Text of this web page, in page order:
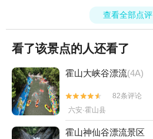
查看全部点评
看了该景点的人还看了
霍山大峡谷漂流(4A)


82条评论
六安·霍山县
霍山神仙谷漂流景区